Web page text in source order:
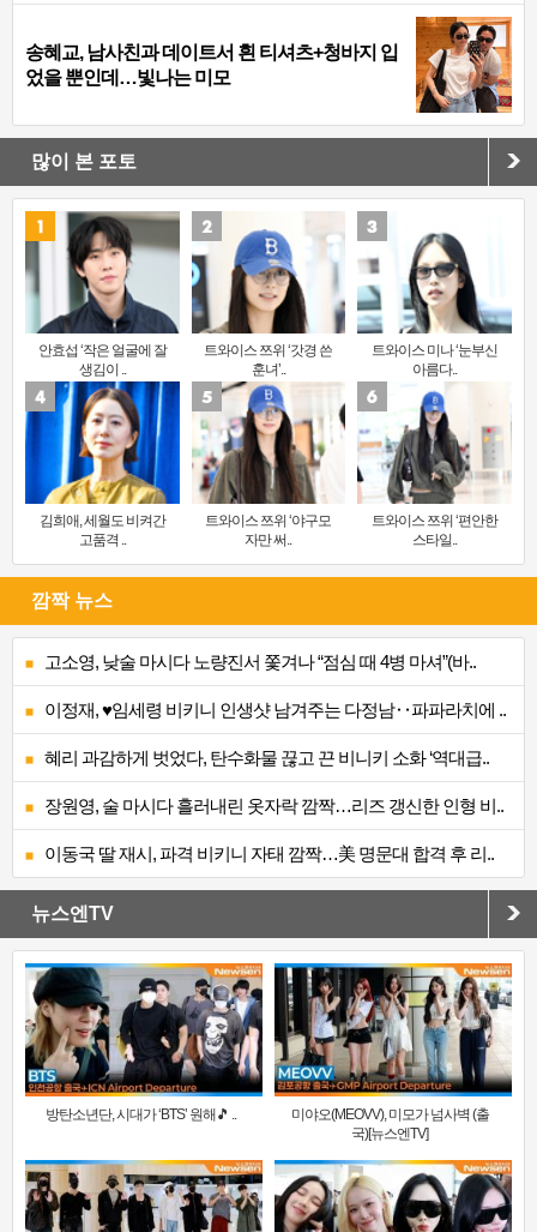
송혜교, 남사친과 데이트서 흰 티셔츠+청바지 입
었을 뿐인데…빛나는 미모
많이 본 포토
안효섭 ‘작은 얼굴에 잘
생김이 ..
트와이스 쯔위 ‘갓경 쓴
훈녀’..
트와이스 미나 ‘눈부신
아름다..
김희애, 세월도 비켜간
고품격 ..
트와이스 쯔위 ‘야구모
자만 써..
트와이스 쯔위 ‘편안한
스타일..
깜짝 뉴스
고소영, 낮술 마시다 노량진서 쫓겨나 “점심 때 4병 마셔”(바..
이정재, ♥임세령 비키니 인생샷 남겨주는 다정남‥파파라치에 ..
혜리 과감하게 벗었다, 탄수화물 끊고 끈 비니키 소화 ‘역대급..
장원영, 술 마시다 흘러내린 옷자락 깜짝…리즈 갱신한 인형 비..
이동국 딸 재시, 파격 비키니 자태 깜짝…美 명문대 합격 후 리..
뉴스엔TV
방탄소년단, 시대가 ‘BTS’ 원해🎵 ..
미야오(MEOVV), 미모가 넘사벽 (출
국)[뉴스엔TV]